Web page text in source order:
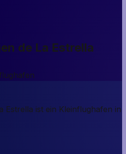
de La Estrella
Estrella ist ein Kleinflughafen in